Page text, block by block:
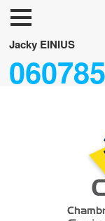
Jacky EINIUS
Accueil
Neuf